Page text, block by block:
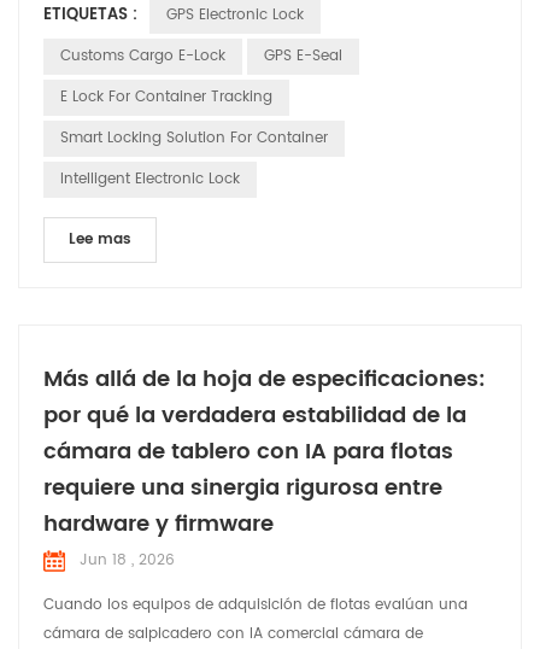
solo en el traslado de mercancías, sino en sortear los
obstáculos regulatorios y los riesgos de seguridad que
iniciativas ...
ETIQUETAS :
GPS Electronic Lock
Customs Cargo E-Lock
GPS E-Seal
E Lock For Container Tracking
Smart Locking Solution For Container
Intelligent Electronic Lock
Lee mas
Más allá de la hoja de especificaciones:
por qué la verdadera estabilidad de la
cámara de tablero con IA para flotas
requiere una sinergia rigurosa entre
hardware y firmware
Jun 18 , 2026
Cuando los equipos de adquisición de flotas evalúan una
cámara de salpicadero con IA comercial cámara de